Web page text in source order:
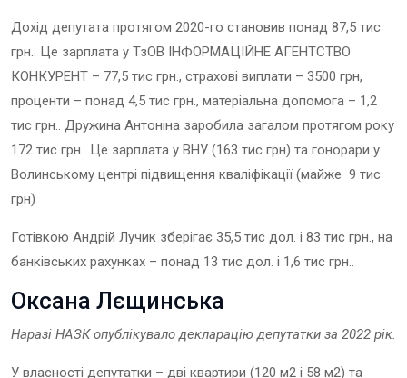
Дохід депутата протягом 2020-го становив понад 87,5 тис
грн.. Це зарплата у ТзОВ ІНФОРМАЦІЙНЕ АГЕНТСТВО
КОНКУРЕНТ – 77,5 тис грн., страхові виплати – 3500 грн,
проценти – понад 4,5 тис грн., матеріальна допомога – 1,2
тис грн.. Дружина Антоніна заробила загалом протягом року
172 тис грн.. Це зарплата у ВНУ (163 тис грн) та гонорари у
Волинському центрі підвищення кваліфікації (майже 9 тис
грн)
Готівкою Андрій Лучик зберігає 35,5 тис дол. і 83 тис грн., на
банківських рахунках – понад 13 тис дол. і 1,6 тис грн..
Оксана Лєщинська
Наразі НАЗК опублікувало декларацію депутатки за 2022 рік.
У власності депутатки – дві квартири (120 м2 і 58 м2) та